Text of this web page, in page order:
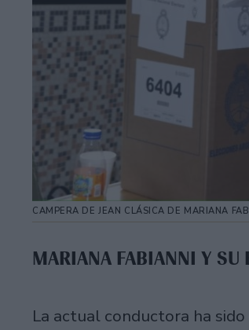
CAMPERA DE JEAN CLÁSICA DE MARIANA
MARIANA FABIANNI Y SU
La actual conductora ha